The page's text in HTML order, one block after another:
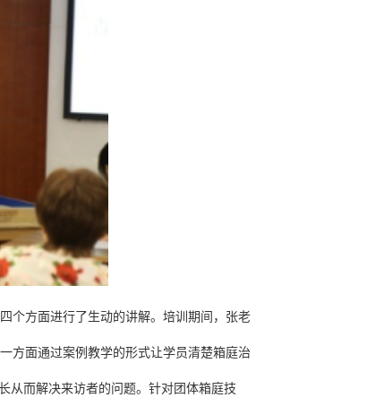
个方面进行了生动的讲解。培训期间，张老
方面通过案例教学的形式让学员清楚箱庭治
从而解决来访者的问题。针对团体箱庭技